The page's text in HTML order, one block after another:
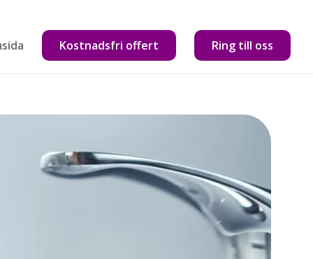
Kostnadsfri offert Ring till oss